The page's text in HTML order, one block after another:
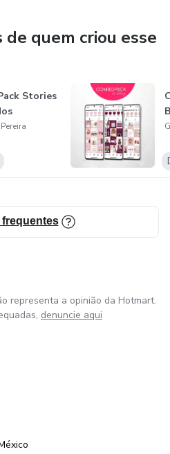
✨
quem criou esse
Stories
frequentes
representa a opinião da Hotmart.
denuncie aqui